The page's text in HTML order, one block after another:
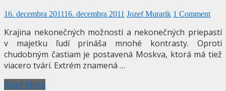
16. decembra 201116. decembra 2011 Jozef Murarik 1 Comment
Krajina nekonečných možností a nekonečných priepastí
v majetku ľudí prináša mnohé kontrasty. Oproti
chudobným častiam je postavená Moskva, ktorá má tiež
viacero tvárí. Extrém znamená …
Read More